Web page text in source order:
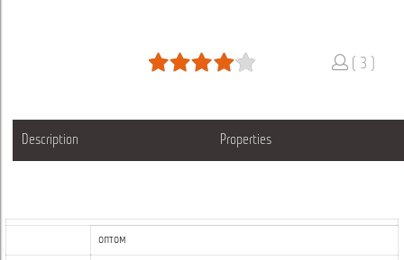
( 3 )
Description Properties
оптом